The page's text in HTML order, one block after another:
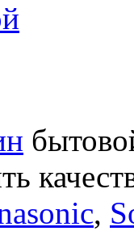
,